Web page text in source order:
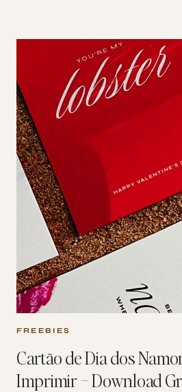
FREEBIES
Cartão de Dia dos
Imprimir – Download